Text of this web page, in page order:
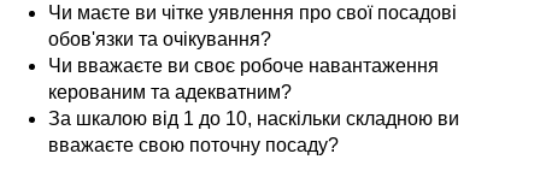
Чи маєте ви чітке уявлення про свої посадові
обов'язки та очікування?
Чи вважаєте ви своє робоче навантаження
керованим та адекватним?
За шкалою від 1 до 10, наскільки складною ви
вважаєте свою поточну посаду?